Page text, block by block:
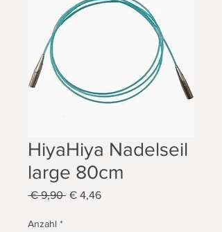
HiyaHiya Nadelseil
large 80cm
€ 9,90 Standardpreis
€ 4,46Sale-
Anzahl *